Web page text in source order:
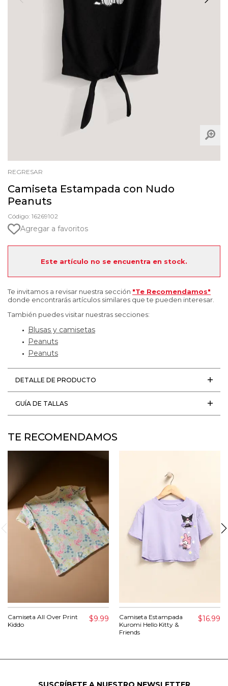
REGRESAR
Camiseta Estampada con Nudo
Peanuts
Código: 16269102
Agregar a favoritos
Este artículo no se encuentra en stock.
Te invitamos a revisar nuestra sección "Te Recomendamos"
donde encontrarás artículos similares que te pueden interesar.
También puedes visitar nuestras secciones:
Blusas y camisetas
Peanuts
Peanuts
DETALLE DE PRODUCTO
GUÍA DE TALLAS
TE RECOMENDAMOS
Camiseta All Over Print
Kiddo
$9.99
Camiseta Estampada
Kuromi Hello Kitty &
Friends
$16.99